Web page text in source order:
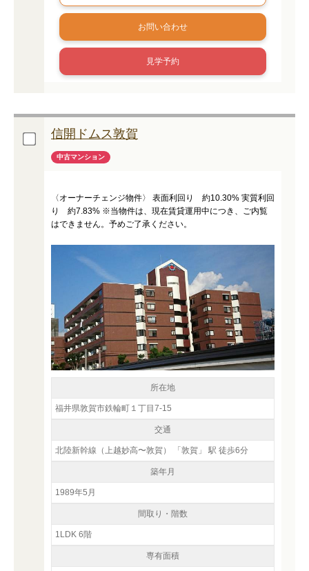
お問い合わせ
見学予約
信開ドムス敦賀
中古マンション
〈オーナーチェンジ物件〉 表面利回り 約10.30% 実質利回
り 約7.83% ※当物件は、現在賃貸運用中につき、ご内覧
はできません。予めご了承ください。
所在地
福井県敦賀市鉄輪町１丁目7-15
交通
北陸新幹線（上越妙高〜敦賀） 「敦賀」 駅 徒歩6分
築年月
1989年5月
間取り・階数
1LDK 6階
専有面積